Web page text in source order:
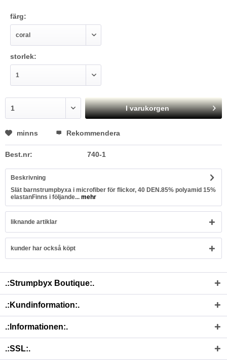
färg:
storlek:
I varukorgen
minns Rekommendera
Best.nr: 740-1
Beskrivning
Slät barnstrumpbyxa i microfiber för flickor, 40 DEN.85% polyamid 15%
elastanFinns i följande... mehr
liknande artiklar
kunder har också köpt
.:Strumpbyx Boutique:.
.:Kundinformation:.
.:Informationen:.
.:SSL:.